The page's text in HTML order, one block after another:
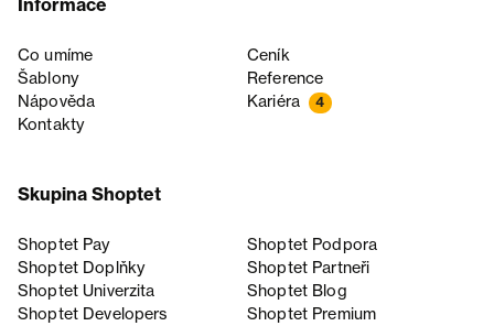
Informace
Co umíme
Ceník
Šablony
Reference
Nápověda
Kariéra 4
Kontakty
Skupina Shoptet
Shoptet Pay
Shoptet Podpora
Shoptet Doplňky
Shoptet Partneři
Shoptet Univerzita
Shoptet Blog
Shoptet Developers
Shoptet Premium